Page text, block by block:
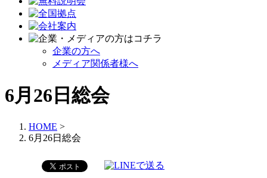
企業の方へ
メディア関係者様へ
6月26日総会
HOME >
6月26日総会